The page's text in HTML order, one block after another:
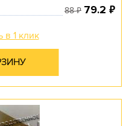
КОРОБКИ ДЛЯ OZON
88₽ 79.2 ₽
в 1 клик